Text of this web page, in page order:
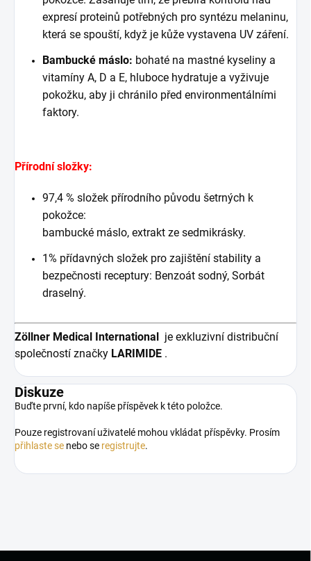
expresí proteinů potřebných pro syntézu melaninu,
která se spouští, když je kůže vystavena UV záření.
Bambucké máslo: bohaté na mastné kyseliny a
vitamíny A, D a E, hluboce hydratuje a vyživuje
pokožku, aby ji chránilo před environmentálními
faktory.
Přírodní složky:
97,4 % složek přírodního původu šetrných k
pokožce:
bambucké máslo, extrakt ze sedmikrásky.
1% přídavných složek pro zajištění stability a
bezpečnosti receptury: Benzoát sodný, Sorbát
draselný.
Zöllner Medical International
je exkluzivní distribuční
společností značky LARIMIDE .
Diskuze
Buďte první, kdo napíše příspěvek k této položce.
Pouze registrovaní uživatelé mohou vkládat příspěvky. Prosím
přihlaste se nebo se registrujte.